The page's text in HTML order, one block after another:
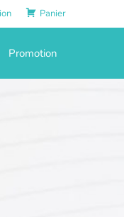
Panier
Promotion